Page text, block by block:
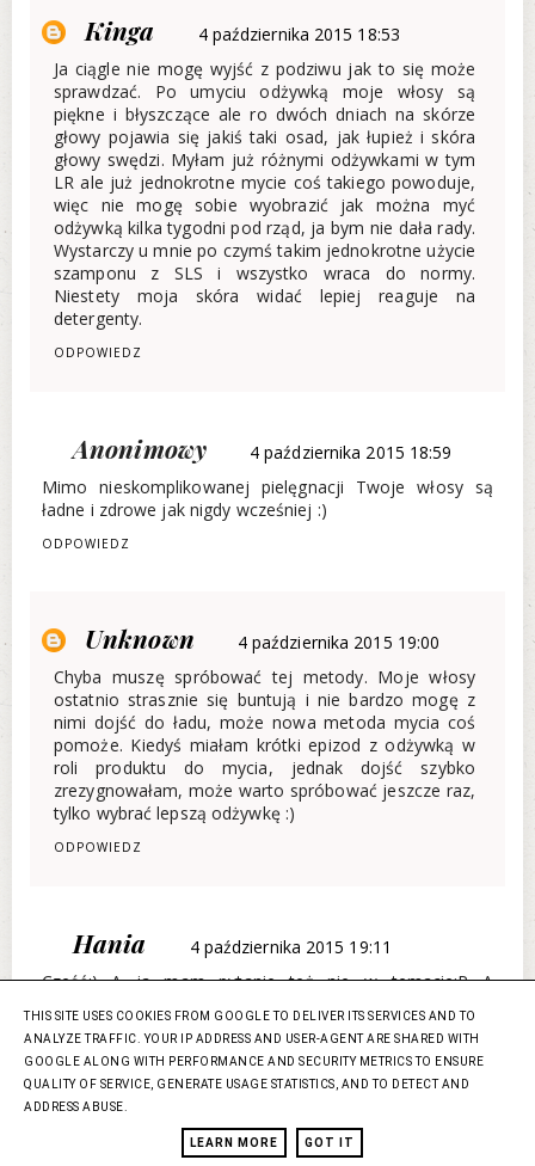
Kinga
4 października 2015 18:53
Ja ciągle nie mogę wyjść z podziwu jak to się może
sprawdzać. Po umyciu odżywką moje włosy są
piękne i błyszczące ale ro dwóch dniach na skórze
głowy pojawia się jakiś taki osad, jak łupież i skóra
głowy swędzi. Myłam już różnymi odżywkami w tym
LR ale już jednokrotne mycie coś takiego powoduje,
więc nie mogę sobie wyobrazić jak można myć
odżywką kilka tygodni pod rząd, ja bym nie dała rady.
Wystarczy u mnie po czymś takim jednokrotne użycie
szamponu z SLS i wszystko wraca do normy.
Niestety moja skóra widać lepiej reaguje na
detergenty.
ODPOWIEDZ
Anonimowy
4 października 2015 18:59
Mimo nieskomplikowanej pielęgnacji Twoje włosy są
ładne i zdrowe jak nigdy wcześniej :)
ODPOWIEDZ
Unknown
4 października 2015 19:00
Chyba muszę spróbować tej metody. Moje włosy
ostatnio strasznie się buntują i nie bardzo mogę z
nimi dojść do ładu, może nowa metoda mycia coś
pomoże. Kiedyś miałam krótki epizod z odżywką w
roli produktu do mycia, jednak dojść szybko
zrezygnowałam, może warto spróbować jeszcze raz,
tylko wybrać lepszą odżywkę :)
ODPOWIEDZ
Hania
4 października 2015 19:11
Cześć:) A ja mam pytanie też nie w temacie:P A
Jestem bardzo zachęcona dzięki Tobie Alinko do
wypróbowania ich kosmetyków. Chciałabym zacząć od
podkładu i tu się zaczyna problem. Tych kolorów jest
ogrom... Nie mam pojęcia jaki kolor wybrać :( Obecnie
używam podkładu mineralnego ale w formie płynnej z
Artdeco koloru 05, czy któraś z Was miała kiedyś
THIS SITE USES COOKIES FROM GOOGLE TO DELIVER ITS SERVICES AND TO
ANALYZE TRAFFIC. YOUR IP ADDRESS AND USER-AGENT ARE SHARED WITH
GOOGLE ALONG WITH PERFORMANCE AND SECURITY METRICS TO ENSURE
QUALITY OF SERVICE, GENERATE USAGE STATISTICS, AND TO DETECT AND
ADDRESS ABUSE.
LEARN MORE GOT IT